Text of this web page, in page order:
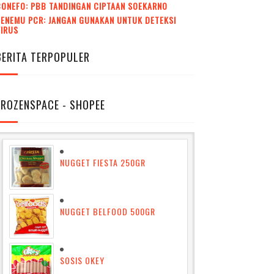
PBB TANDINGAN CIPTAAN SOEKARNO
PCR: JANGAN GUNAKAN UNTUK DETEKSI
TERPOPULER
- SHOPEE
NUGGET FIESTA 250GR
NUGGET BELFOOD 500GR
SOSIS OKEY